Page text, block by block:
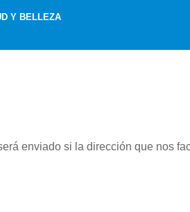
Y BELLEZA
enviado si la dirección que nos